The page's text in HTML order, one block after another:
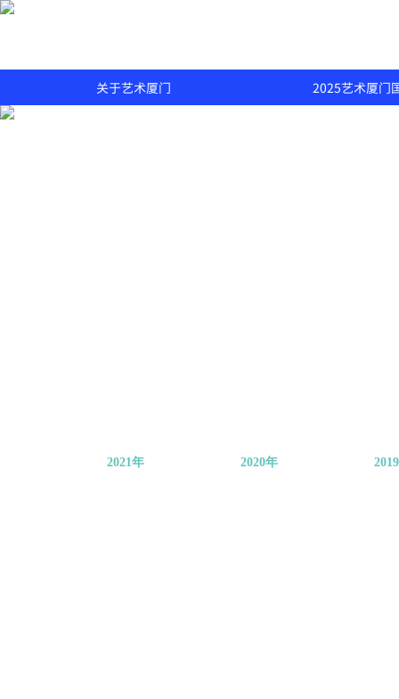
关于艺术厦门 2025艺术厦门
2021年 2020年